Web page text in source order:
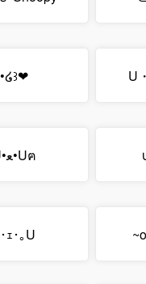
໒꒱❤︎ U
ฅU•ﻌ•Uฅ
ｪ･｡U